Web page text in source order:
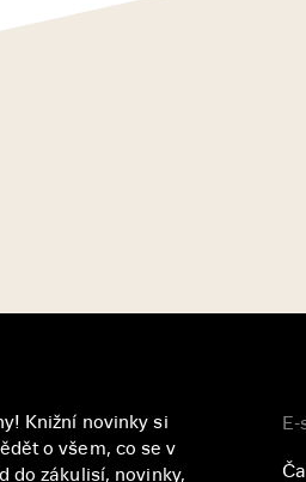
Knižní novinky si
o všem, co se v
do zákulisí, novinky,
E-